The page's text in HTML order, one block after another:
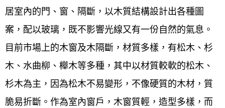
居室內的門、窗、隔斷，以木質結構設計出各種圖
案，配以玻璃，既不影響光線又有一份自然的氣息。
目前市場上的木窗及木隔斷，材質多樣，有松木、杉
木、水曲柳、櫸木等多種，其中以材質較軟的松木、
杉木為主，因為松木不易變形，不像硬質的木材，質
脆易折斷。作為室內窗戶，木窗質輕，造型多樣，而